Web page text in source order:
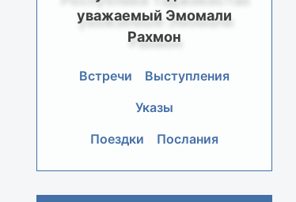
уважаемый Эмомали
Рахмон
Встречи
Выступления
Указы
Поездки
Послания